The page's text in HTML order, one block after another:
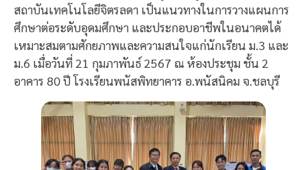
สถาบันเทคโนโลยีจิตรลดา เป็นแนวทางในการวางแผนการ
ศึกษาต่อระดับอุดมศึกษา และประกอบอาชีพในอนาคตได้
เหมาะสมตามศักยภาพและความสนใจแก่นักเรียน ม.3 และ
ม.6 เมื่อวันที่ 21 กุมภาพันธ์ 2567 ณ ห้องประชุม ชั้น 2
อาคาร 80 ปี โรงเรียนพนัสพิทยาคาร อ.พนัสนิคม จ.ชลบุรี